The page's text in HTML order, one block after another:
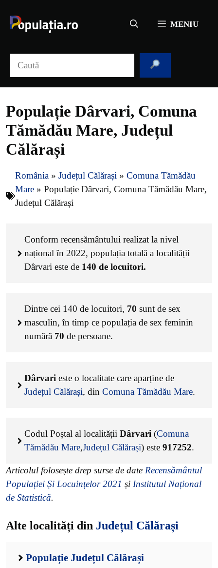
conținut
MENIU
Populație Dârvari, Comuna
Tămădău Mare, Județul
Călărași
România » Județul Călărași » Comuna Tămădău
Mare » Populație Dârvari, Comuna Tămădău Mare,
Județul Călărași
Conform recensământului realizat la nivel
național în 2022, populația totală a localității
Dârvari este de 140 de locuitori.
Dintre cei 140 de locuitori, 70 sunt de sex
masculin, în timp ce populația de sex feminin
numără 70 de persoane.
Dârvari este o localitate care aparține de
Județul Călărași, din Comuna Tămădău Mare.
Codul Poștal al localității Dârvari (Comuna
Tămădău Mare,Județul Călărași) este 917252.
Articolul folosește drep surse de date Recensământul
Populației Și Locuințelor 2021 și Institutul Național
de Statistică.
Alte localități din Județul Călărași
Populație Județul Călărași